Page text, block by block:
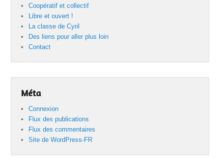
Coopératif et collectif
Libre et ouvert !
La classe de Cyril
Des liens pour aller plus loin
Contact
Méta
Connexion
Flux des publications
Flux des commentaires
Site de WordPress-FR